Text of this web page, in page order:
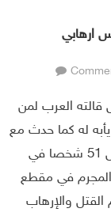
قالته العرب لمن
له كما حدث مع
الإرهابي الأسترالي برينتون تارانت الذي قتل 51 شخصا في
المجرم في مقطع
القتل والإرهاب